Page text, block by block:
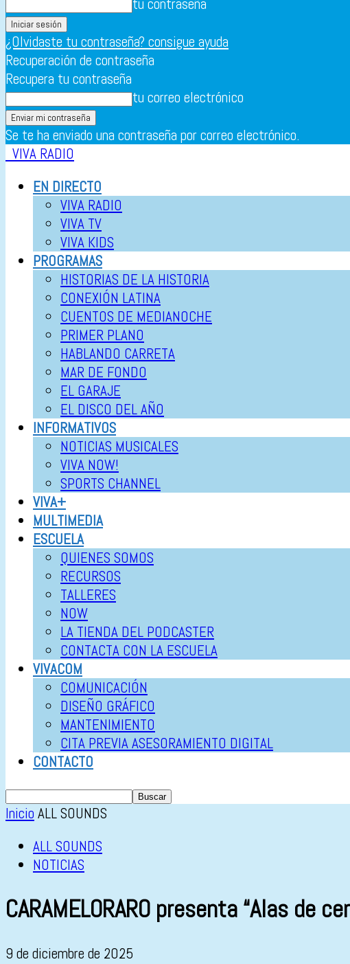
tu contraseña
¿Olvidaste tu contraseña? consigue ayuda
Recuperación de contraseña
Recupera tu contraseña
tu correo electrónico
Se te ha enviado una contraseña por correo electrónico.
VIVA RADIO
EN DIRECTO
VIVA RADIO
VIVA TV
VIVA KIDS
PROGRAMAS
HISTORIAS DE LA HISTORIA
CONEXIÓN LATINA
CUENTOS DE MEDIANOCHE
PRIMER PLANO
HABLANDO CARRETA
MAR DE FONDO
EL GARAJE
EL DISCO DEL AÑO
INFORMATIVOS
NOTICIAS MUSICALES
VIVA NOW!
SPORTS CHANNEL
VIVA+
MULTIMEDIA
ESCUELA
QUIENES SOMOS
RECURSOS
TALLERES
NOW
LA TIENDA DEL PODCASTER
CONTACTA CON LA ESCUELA
VIVACOM
COMUNICACIÓN
DISEÑO GRÁFICO
MANTENIMIENTO
CITA PREVIA ASESORAMIENTO DIGITAL
CONTACTO
Inicio ALL SOUNDS
ALL SOUNDS
NOTICIAS
CARAMELORARO presenta “Alas
9 de diciembre de 2025